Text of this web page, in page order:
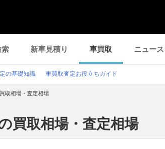
新車見積り 車買取 ニュース
の基礎知識 車買取査定お役立ちガイド
取相場・査定相場
買取相場・査定相場